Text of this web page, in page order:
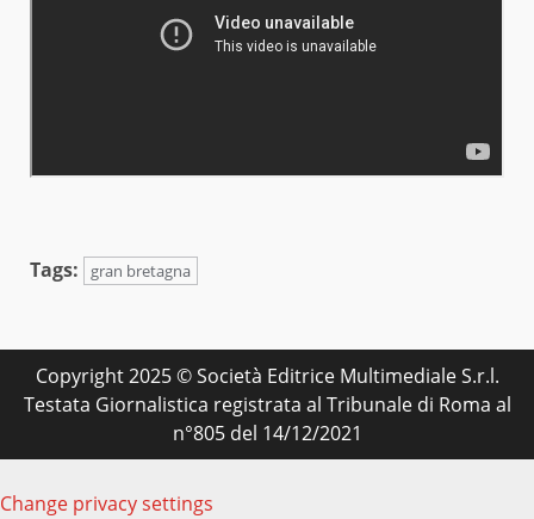
Tags: gran bretagna
Copyright 2025 © Società Editrice Multimediale S.r.l.
Testata Giornalistica registrata al Tribunale di Roma al
n°805 del 14/12/2021
Change privacy settings